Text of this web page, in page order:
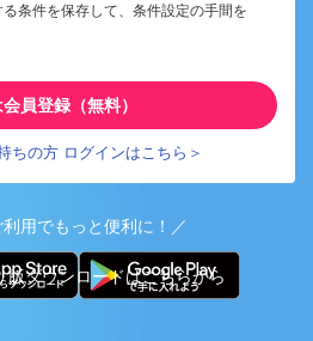
条件を保存して、条件設定の手間を
員登録（無料）
ちの方 ログインはこちら＞
用でもっと便利に！／
版ダウンロードはこちらから